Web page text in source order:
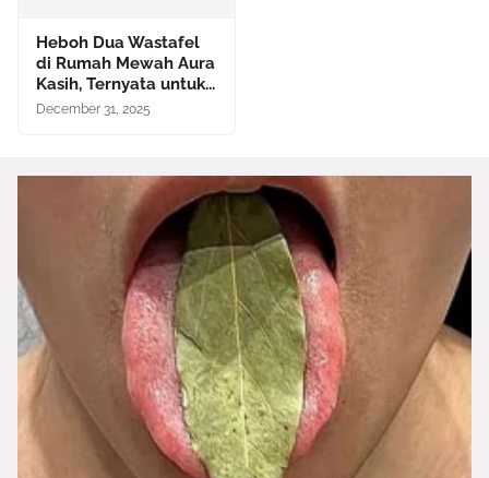
Heboh Dua Wastafel
di Rumah Mewah Aura
Kasih, Ternyata untuk...
December 31, 2025